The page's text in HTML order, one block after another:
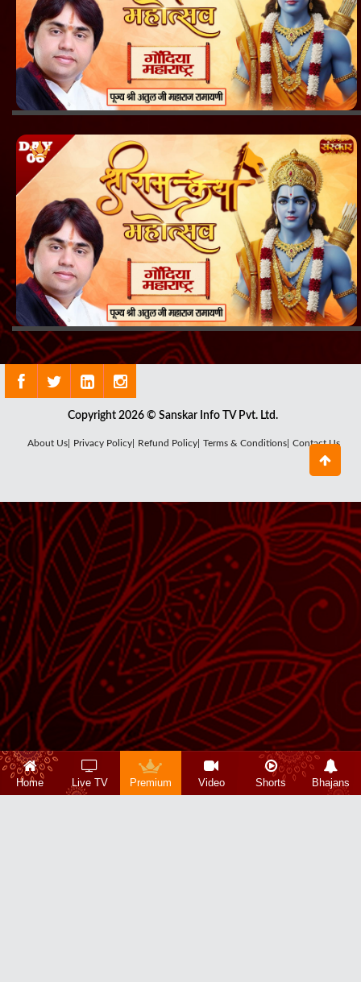
Copyright 2026 © Sanskar Info TV Pvt. Ltd.
About Us| Privacy Policy| Refund Policy| Terms & Conditions| Contact Us
Home Live TV Premium Video Shorts Bhajans